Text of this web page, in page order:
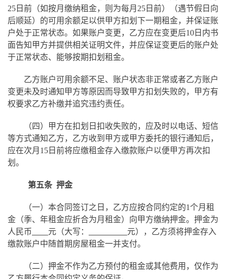
25日前（如按月缴纳租金，则为每月25日前）（遇节假日向
后顺延）的可用余额足以供甲方扣划下一期租金，并保证账
户处于正常状态。如果账户变更，乙方应在变更后10日内书
面告知甲方并提供相关证明文件，并应保证变更后的账户处
于正常状态、能够按期扣划租金。
乙方账户可用余额不足、账户状态非正常或者乙方账户
变更未及时通知甲方等原因而导致甲方扣划失败的，甲方有
权要求乙方补缴并追究违约责任。
（四）甲方在扣划日扣收失败的，应及时以电话、短信
等方式通知乙方，乙方收到甲方或甲方委托的银行通知后，
应在次月15日前将应缴租金存入缴款账户以便甲方再次扣
划。
第五条 押金
（一）本合同签订之日，乙方应按合同约定的1个月租
金（季、年租金应折合为月租金）向甲方缴纳押金。押金为
人民币
元（大写：
元），乙方须将押金存入
缴款账户中随首期房屋租金一并支付。
（二）押金不作为乙方预付的租金或其他费用，仅作为